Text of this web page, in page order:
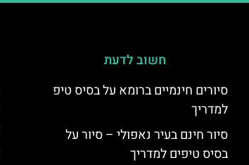
חשוב לדעת
סיורים חינמיים ברומא על בסיס טיפ
למדריך
סיור חינם בעיר נאפולי – סיור על
בסיס טיפים למדריך